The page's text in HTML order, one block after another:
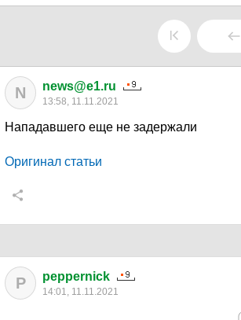
N news@e1.ru
13:58, 11.11.2021
Нападавшего еще не задержали
Оригинал статьи
P peppernick
14:01, 11.11.2021